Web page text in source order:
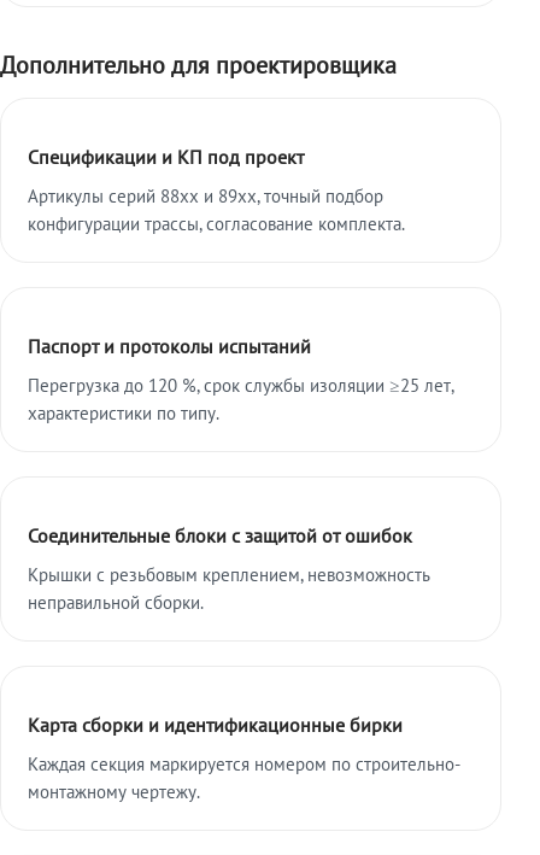
Дополнительно для проектировщика
Спецификации и КП под проект
Артикулы серий 88xx и 89xx, точный подбор
конфигурации трассы, согласование комплекта.
Паспорт и протоколы испытаний
Перегрузка до 120 %, срок службы изоляции ≥25 лет,
характеристики по типу.
Соединительные блоки с защитой от ошибок
Крышки с резьбовым креплением, невозможность
неправильной сборки.
Карта сборки и идентификационные бирки
Каждая секция маркируется номером по строительно-
монтажному чертежу.